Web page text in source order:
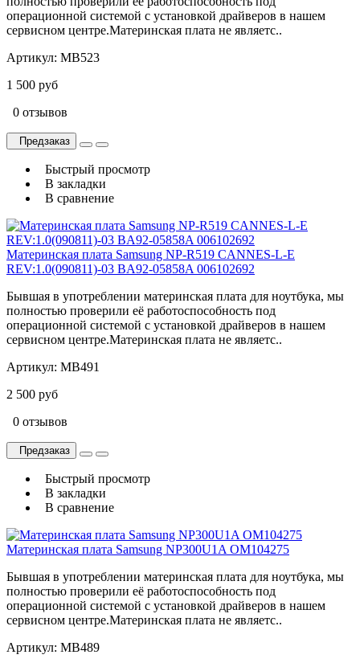
операционной системой с установкой драйверов в нашем
сервисном центре.Материнская плата не являетс..
Артикул: MB523
1 500 руб
0 отзывов
Предзаказ
Быстрый просмотр
В закладки
В сравнение
Материнская плата Samsung NP-R519 CANNES-L-E
REV:1.0(090811)-03 BA92-05858A 006102692
Бывшая в употреблении материнская плата для ноутбука, мы
полностью проверили её работоспособность под
операционной системой с установкой драйверов в нашем
сервисном центре.Материнская плата не являетс..
Артикул: MB491
2 500 руб
0 отзывов
Предзаказ
Быстрый просмотр
В закладки
В сравнение
Материнская плата Samsung NP300U1A OM104275
Бывшая в употреблении материнская плата для ноутбука, мы
полностью проверили её работоспособность под
операционной системой с установкой драйверов в нашем
сервисном центре.Материнская плата не являетс..
Артикул: MB489